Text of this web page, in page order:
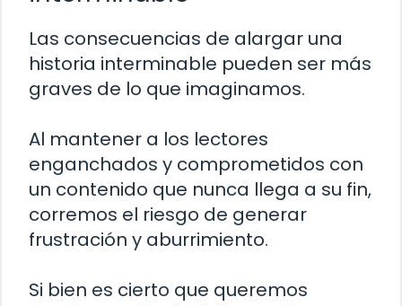
Las consecuencias de alargar una
historia interminable pueden ser más
graves de lo que imaginamos.
Al mantener a los lectores
enganchados y comprometidos con
un contenido que nunca llega a su fin,
corremos el riesgo de generar
frustración y aburrimiento.
Si bien es cierto que queremos